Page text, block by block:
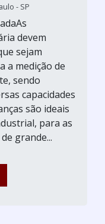
- SP
devem
sejam
a medição de
sendo
capacidades
são ideais
para as
grande...